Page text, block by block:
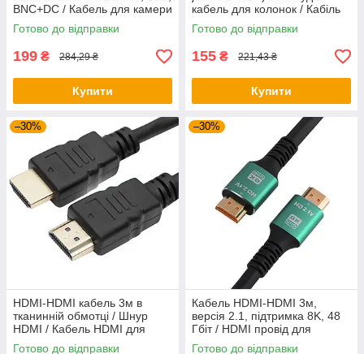
BNC+DC / Кабель для камери
відеоспостереження
Готово до відправки
199 ₴ 284,29 ₴
Купити
кабель для колонок / Кабіль
міні джек тюльпан
Готово до відправки
155 ₴ 221,43 ₴
Купити
–30%
HDMI-HDMI кабель 3м в
тканинній обмотці / Шнур
HDMI / Кабель HDMI для
телевізора / Мультимедійний
Готово до відправки
–30%
Кабель HDMI-HDMI 3м,
версія 2.1, підтримка 8K, 48
Гбіт / HDMI провід для
монітора і телевізора / Шнур
Готово до відправки